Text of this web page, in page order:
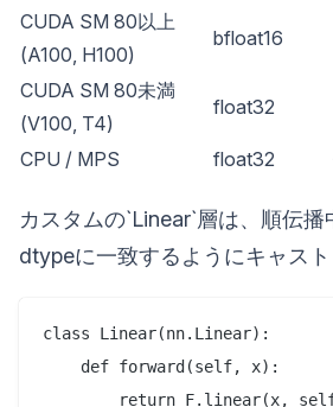
CUDA SM 80以上
(A100, H100)
bfloat16
CUDA SM 80未満
(V100, T4)
float32
CPU / MPS float32
カスタムの`Linear`層は、順伝
dtypeに一致するようにキャスト
class Linear(nn.Linear):
    def forward(self, x):